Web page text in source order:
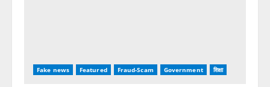
Fake news Featured Fraud-Scam Government शिक्षा